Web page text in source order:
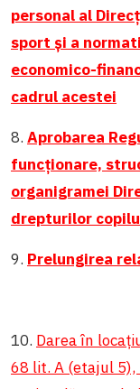
personal al
sport și a
economico-
cadrul acestei
8. Aprobarea
funcționare,
organigramei
drepturilor
9. Prelungirea
10. Darea în
68 lit. A (etajul